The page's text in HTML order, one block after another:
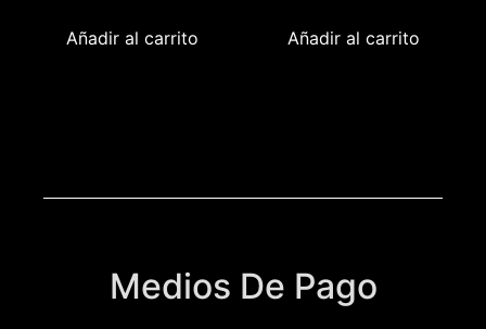
Añadir al carrito Añadir al carrito
Medios De Pago